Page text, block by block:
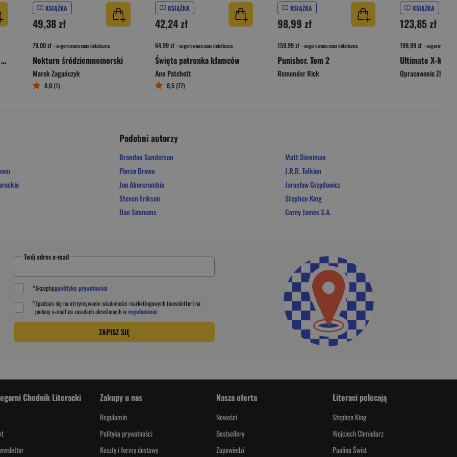
Girl on Girl. Jak popkultura zwróciła kobiety przeciw sobie
KSIĄŻKA
49,38 zł
79,00 zł - sugerowana cena detaliczna
Nokturn śródziemnomorski
Marek Zagańczyk
8,0 (1)
KSIĄŻKA
42,24 zł
64,99 zł - sugerowana cena detaliczna
Święta patronka kłamców
Ann Patchett
8,5 (77)
KSIĄŻKA
98,99 zł
159,99 zł - sugerowana cena detaliczna
Punisher. Tom 2
Remender Rick
KSIĄŻKA
123,85 zł
199,99 zł - sugerowana
Ultimate X-Men.
Opracowanie
Podobni autorzy
Brandon Sanderson
Pierce Brown
Joe Abercrombie
Steven Erikson
Dan Simmons
Matt Dinniman
J.R.R. Tolkien
Jarosław Grzędowicz
Stephen King
Corey James S.A.
Twój adres e-mail
*Akceptujępolitykę prywatności
*Zgadzam się na otrzymywanie wiadomości marketingowych (newsletter) na
podanye-mail na zasadach określonych wregulaminie.
ZAPISZ SIĘ
Chodnik Literacki Zakupy u nas
Regulamin
Polityka prywatności
Koszty i formy dostawy
Nasza oferta
Nowości
Bestsellery
Zapowiedzi
Literaci polecają
Stephen King
Wojciech Chmielarz
Paulina Świst